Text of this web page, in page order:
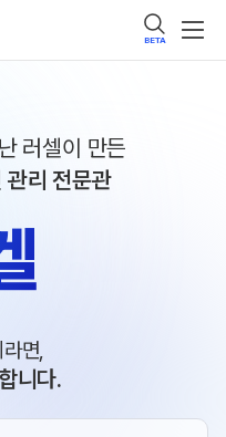
BETA
러셀이 만든
리 전문관
면,
니다.